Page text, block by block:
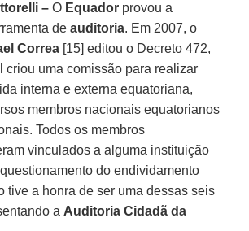
– O Equador provou a
deauditoria. Em 2007, o
Correa [15] editou o Decreto 472,
criou uma comissão para realizar
interna e externa equatoriana,
membros nacionais equatorianos
Todos os membros
vinculados a alguma instituição
do endividamento
tive a honra de ser uma dessas seis
aAuditoria Cidadã da